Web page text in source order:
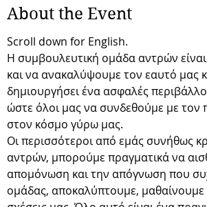
About the Event
Scroll down for English.
Η συμβουλευτική ομάδα αντρών
και να ανακαλύψουμε τον εαυτό μας
δημιουργήσει ένα ασφαλές
ώστε όλοι μας να συνδεθούμε με τον
στον κόσμο γύρω μας.
Οι περισσότεροι από εμάς συνήθως
αντρών, μπορούμε πραγματικά να
απομόνωση και την απόγνωση που
ομάδας, αποκαλύπτουμε,